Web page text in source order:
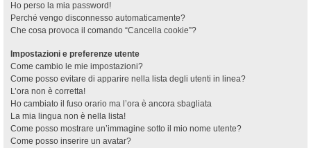
Ho perso la mia password!
Perché vengo disconnesso automaticamente?
Che cosa provoca il comando “Cancella cookie”?
Impostazioni e preferenze utente
Come cambio le mie impostazioni?
Come posso evitare di apparire nella lista degli utenti in linea?
L’ora non è corretta!
Ho cambiato il fuso orario ma l’ora è ancora sbagliata
La mia lingua non è nella lista!
Come posso mostrare un’immagine sotto il mio nome utente?
Come posso inserire un avatar?